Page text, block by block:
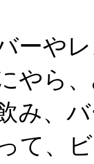
ーや
やら
み、
て、